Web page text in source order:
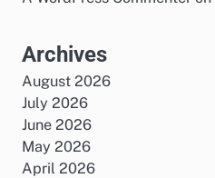
Archives
August 2026
July 2026
June 2026
May 2026
April 2026